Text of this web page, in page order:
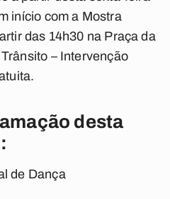
início com a Mostra
das 14h30 na Praça da
– Intervenção
desta
de Dança